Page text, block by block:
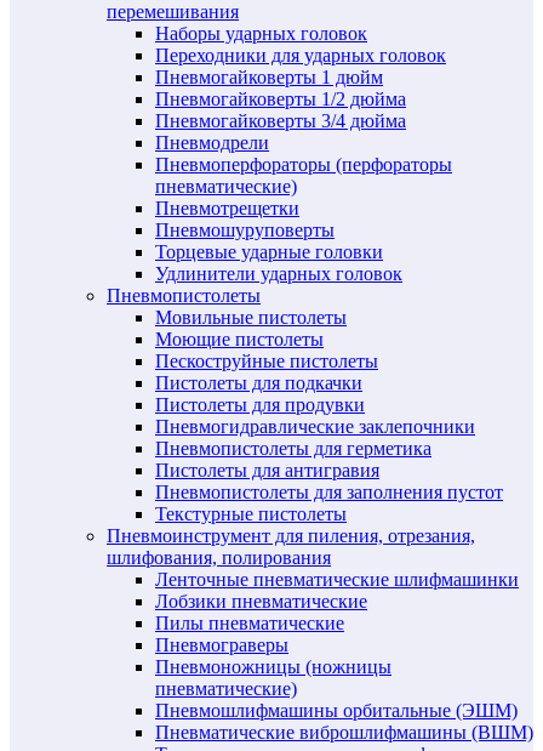
перемешивания
Наборы ударных головок
Переходники для ударных головок
Пневмогайковерты 1 дюйм
Пневмогайковерты 1/2 дюйма
Пневмогайковерты 3/4 дюйма
Пневмодрели
Пневмоперфораторы (перфораторы
пневматические)
Пневмотрещетки
Пневмошуруповерты
Торцевые ударные головки
Удлинители ударных головок
Пневмопистолеты
Мовильные пистолеты
Моющие пистолеты
Пескоструйные пистолеты
Пистолеты для подкачки
Пистолеты для продувки
Пневмогидравлические заклепочники
Пневмопистолеты для герметика
Пистолеты для антигравия
Пневмопистолеты для заполнения пустот
Текстурные пистолеты
Пневмоинструмент для пиления, отрезания,
шлифования, полирования
Ленточные пневматические шлифмашинки
Лобзики пневматические
Пилы пневматические
Пневмограверы
Пневмоножницы (ножницы
пневматические)
Пневмошлифмашины орбитальные (ЭШМ)
Пневматические виброшлифмашины (ВШМ)